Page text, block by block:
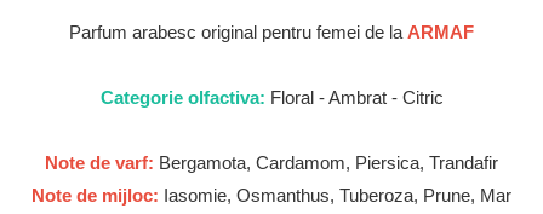
Parfumuri de VARA
Idei de Cadouri
Cadouri pentru EA
Branduri
Parfum arabesc original pentru femei de la ARMAF
Categorie olfactiva: Floral - Ambrat - Citric
Note de varf: Bergamota, Cardamom, Piersica, Trandafir
Note de mijloc: Iasomie, Osmanthus, Tuberoza, Prune, Mar